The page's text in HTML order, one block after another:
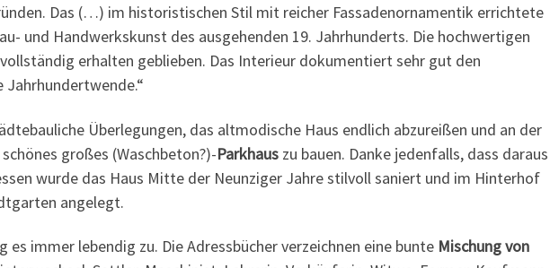
Das (…) im historistischen Stil mit reicher Fassadenornamentik errichtete
und Handwerkskunst des ausgehenden 19. Jahrhunderts. Die hochwertigen
erhalten geblieben. Das Interieur dokumentiert sehr gut den
Jahrhundertwende.“
Überlegungen, das altmodische Haus endlich abzureißen und an der
großes (Waschbeton?)-Parkhaus zu bauen. Danke jedenfalls, dass daraus
wurde das Haus Mitte der Neunziger Jahre stilvoll saniert und im Hinterhof
angelegt.
es immer lebendig zu. Die Adressbücher verzeichnen eine bunte Mischung von